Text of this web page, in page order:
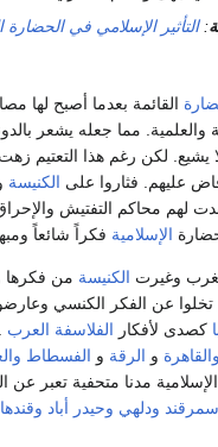
:التأثير الإسلامي في الحضارة
القائمة بعدما أصبح لها
والعلمية. مما جعله يشعر
يشيع. لكن رغم هذا التعتيم
عليهم. فثاروا على الكنيسة
لهم محاكم التفتيش
الإسلامية فكراً شائعاً
وغيرت الكنيسة من فكرها
تخلوا عن الفكر الكنسي
كصدى لأفكار الفلاسفة العرب
والقاهرة و الرقة و الفسطاط
مدنا متحفية تعبر عن
ودلهي وحيدر أباد